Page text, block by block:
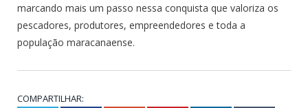
marcando mais um passo nessa conquista que valoriza os
pescadores, produtores, empreendedores e toda a
população maracanaense.
COMPARTILHAR: